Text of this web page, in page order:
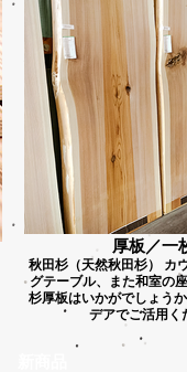
厚板／一
秋田杉（天然秋田杉） カ
グテーブル、また和室の
杉厚板はいかがでしょう
デアでご活用く